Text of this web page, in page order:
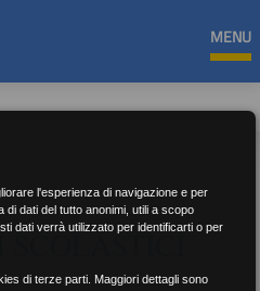
MENU
SCOLASTICI
l'esperienza di navigazione e per
di dati del tutto anonimi, utili a scopo
dati verrà utilizzato per identificarti o per
di terze parti. Maggiori dettagli sono